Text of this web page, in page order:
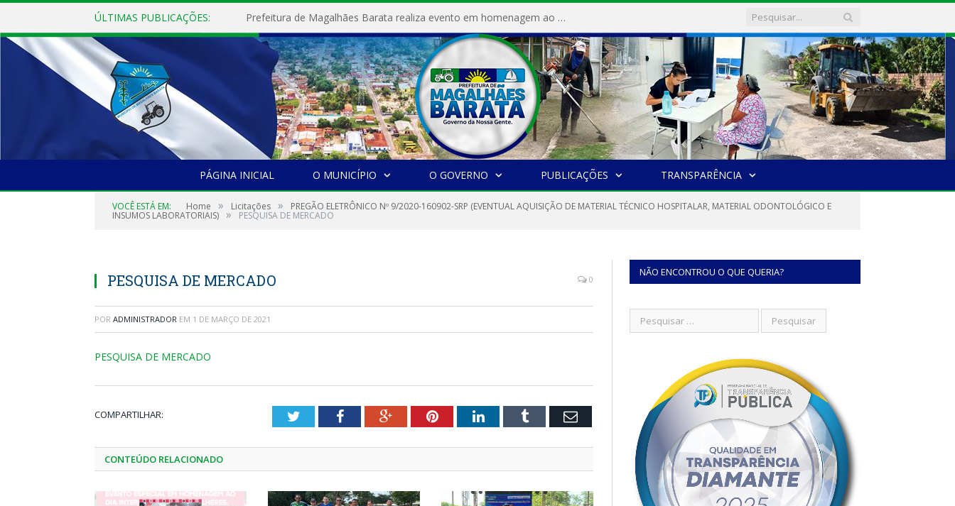
ÚLTIMAS PUBLICAÇÕES: Prefeitura de Magalhães Barata realiza evento em homenagem ao Dia Internacional da Mulher
PÁGINA INICIAL O MUNICÍPIO O GOVERNO PUBLICAÇÕES TRANSPARÊNCIA
VOCÊ ESTÁ EM: Home » Licitações » PREGÃO ELETRÔNICO Nº 9/2020-160902-SRP (EVENTUAL AQUISIÇÃO DE MATERIAL TÉCNICO HOSPITALAR, MATERIAL ODONTOLÓGICO E
INSUMOS LABORATORIAIS) » PESQUISA DE MERCADO
PESQUISA DE MERCADO 0
POR ADMINISTRADOR EM 1 DE MARÇO DE 2021
PESQUISA DE MERCADO
COMPARTILHAR: TwitterFacebookGoogle+PinterestLinkedInTumblr Email
CONTEÚDO RELACIONADO
NÃO ENCONTROU O QUE QUERIA?